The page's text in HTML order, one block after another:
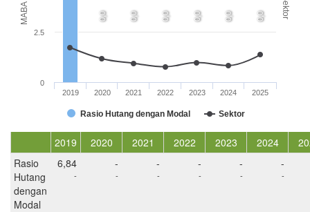
Sektor
0,0 0,0 0,0 0,0 0,0 0,0
Rasio Hutang dengan Modal Sektor
2019 2020 2021 2022 2023 2024 2025
0
2.5
2019 2020 2021 2022 2023 2024
Rasio
Hutang
dengan
Modal
6,84
-
-
-
-
-
-
-
-
-
-
-